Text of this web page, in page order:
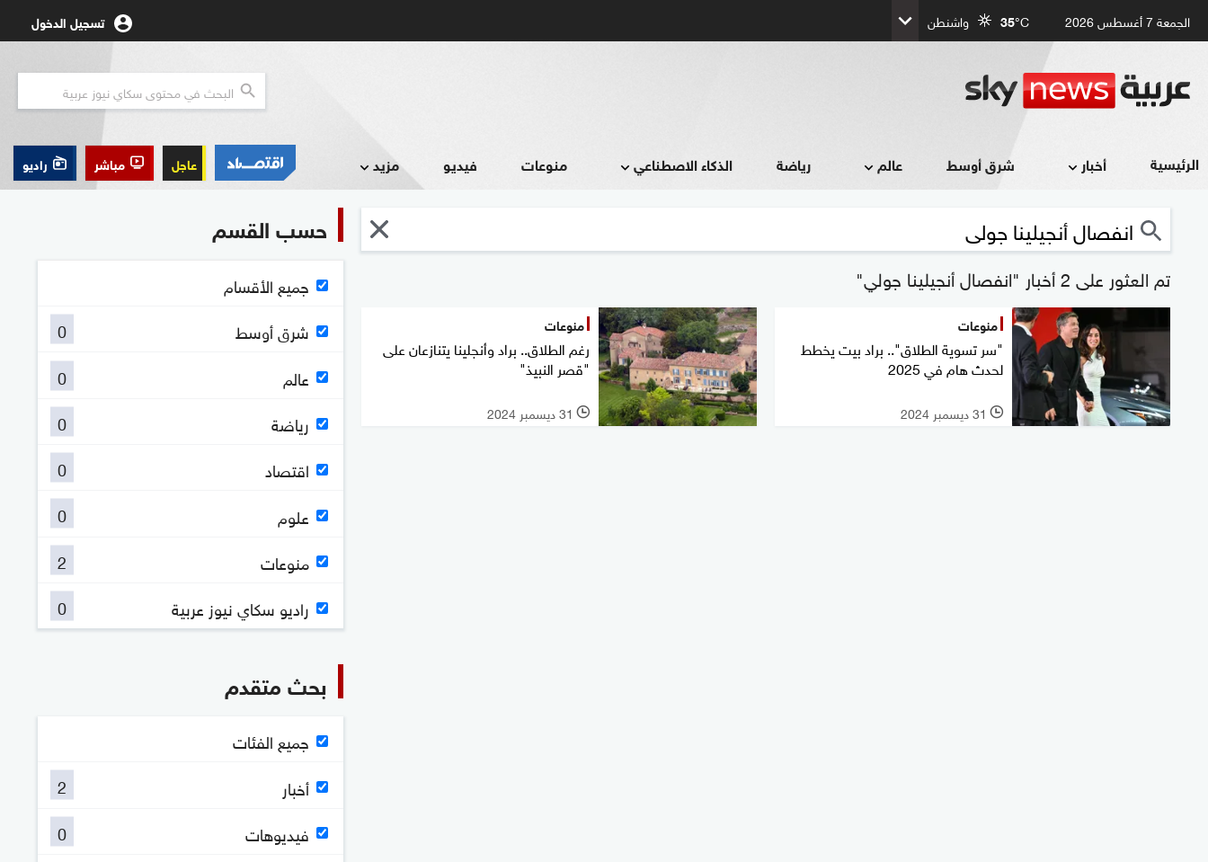
الجمعة 7 أغسطس 2026 35°C واشنطن تسجيل الدخول
الرئيسية أخبار شرق أوسط عالم رياضة الذكاء الاصطناعي منوعات فيديو مزيد عاجل مباشر راديو
تم العثور على 2 أخبار "انفصال أنجيلينا جولي"
منوعات
"سر تسوية الطلاق".. براد بيت يخطط
لحدث هام في 2025
l 31 ديسمبر 2024
منوعات
رغم الطلاق.. براد وأنجلينا يتنازعان على
"قصر النبيذ"
l 31 ديسمبر 2024
حسب القسم
جميع الأقسام
شرق أوسط
0
عالم
0
رياضة
0
اقتصاد
0
علوم
0
منوعات
2
راديو سكاي نيوز عربية
0
بحث متقدم
جميع الفئات
أخبار
2
فيديوهات
0